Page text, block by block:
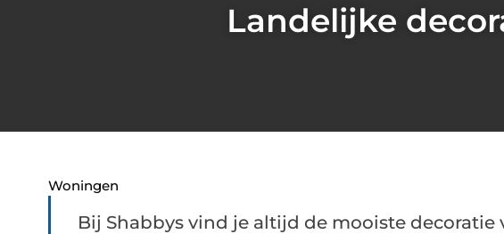
Landelijke
Woningen
Bij Shabbys vind je altijd de mooiste